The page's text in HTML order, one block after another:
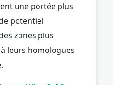
une portée plus
potentiel
zones plus
leurs homologues